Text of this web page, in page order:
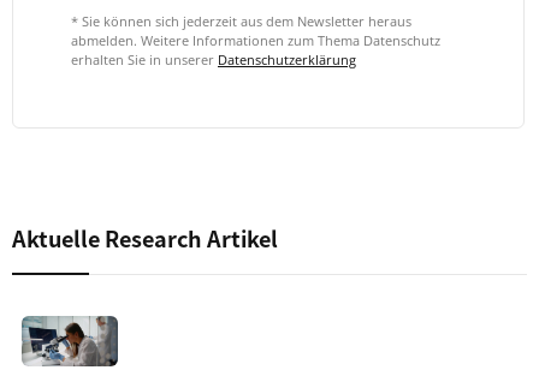
* Sie können sich jederzeit aus dem Newsletter heraus
abmelden. Weitere Informationen zum Thema Datenschutz
erhalten Sie in unserer Datenschutzerklärung
Aktuelle Research Artikel